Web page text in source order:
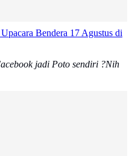
Bendera 17 Agustus di
jadi Poto sendiri ?Nih